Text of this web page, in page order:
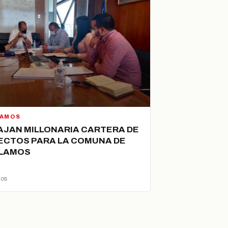
MILLONARIA CARTERA DE
PARA LA COMUNA DE